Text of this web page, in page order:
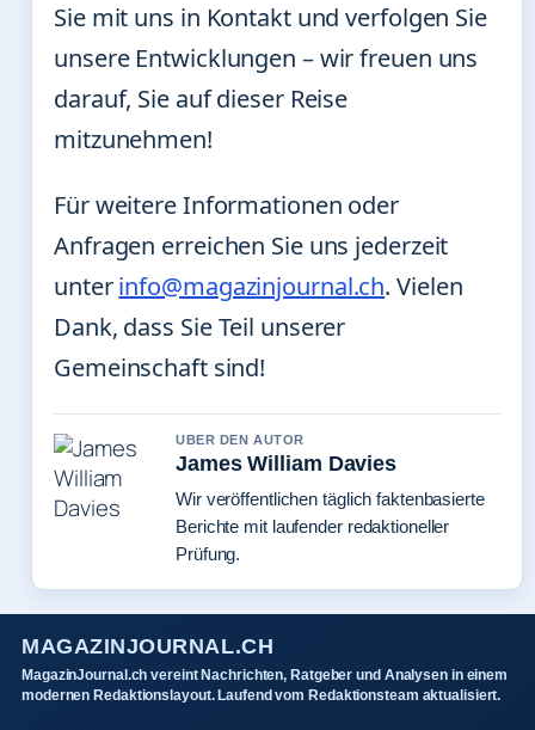
Sie mit uns in Kontakt und verfolgen Sie
unsere Entwicklungen – wir freuen uns
darauf, Sie auf dieser Reise
mitzunehmen!
Für weitere Informationen oder
Anfragen erreichen Sie uns jederzeit
unterinfo@magazinjournal.ch. Vielen
Dank, dass Sie Teil unserer
Gemeinschaft sind!
UBER DEN AUTOR
James William Davies
Wir veröffentlichen täglich faktenbasierte
Berichte mit laufender redaktioneller
Prüfung.
MAGAZINJOURNAL.CH
MagazinJournal.ch vereint Nachrichten, Ratgeber und Analysen in einem
modernen Redaktionslayout. Laufend vom Redaktionsteam aktualisiert.